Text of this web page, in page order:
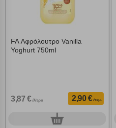
FA Αφρόλουτρο Vanilla
Yoghurt 750ml
3,87 € /λίτρο 2,90 € /τεμ.
0τεμ.